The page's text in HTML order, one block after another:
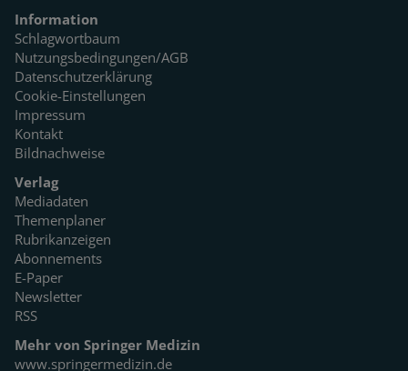
Information
Schlagwortbaum
Nutzungsbedingungen/AGB
Datenschutzerklärung
Cookie-Einstellungen
Impressum
Kontakt
Bildnachweise
Verlag
Mediadaten
Themenplaner
Rubrikanzeigen
Abonnements
E-Paper
Newsletter
RSS
Mehr von Springer Medizin
www.springermedizin.de